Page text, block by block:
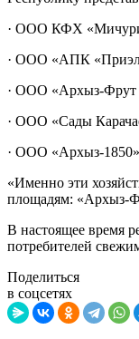
· ООО КФХ
· ООО «АПК
· ООО «Архыз-Фрут
· ООО «Сады
· ООО «Архыз-
«Именно эти
площадям: «Архыз-
В настоящее время
потребителей
Поделиться
в соцсетях